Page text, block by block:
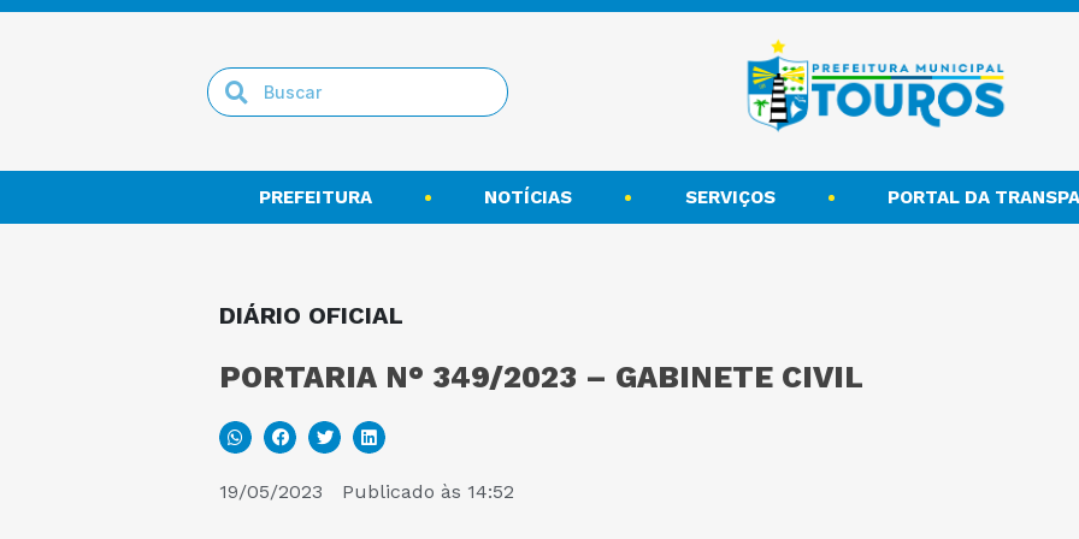
PREFEITURA NOTÍCIAS SERVIÇOS PORTAL DA
DIÁRIO OFICIAL
PORTARIA N° 349/2023 – GABINETE CIVIL
19/05/2023 Publicado às 14:52